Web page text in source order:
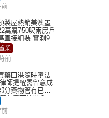
製屋熱銷美澳墨
萬購750呎兩房戶
直接組裝 實測9個
業
前
藥回港隨時墮法
師提醒需留意成
分藥物管有已違
友買可抗辯？